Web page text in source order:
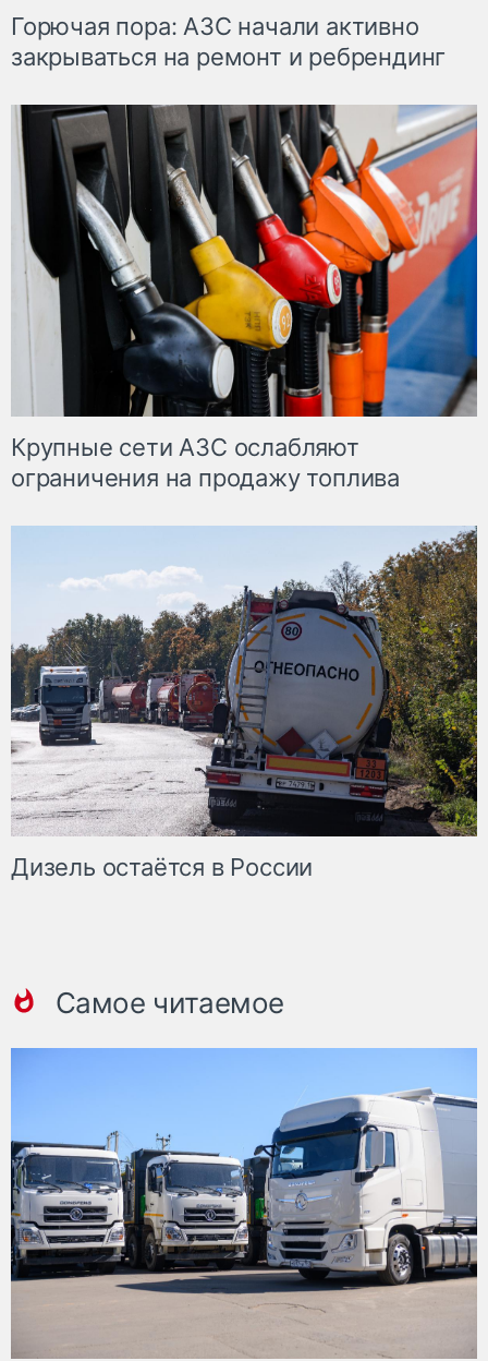
Горючая пора: АЗС начали активно
закрываться на ремонт и ребрендинг
Крупные сети АЗС ослабляют
ограничения на продажу топлива
Дизель остаётся в России
Самое читаемое